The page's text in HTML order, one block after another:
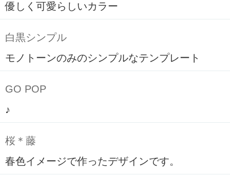
優しく可愛らしいカラー
白黒シンプル
モノトーンのみのシンプルなテンプレート
GO POP
♪
桜＊藤
春色イメージで作ったデザインです。